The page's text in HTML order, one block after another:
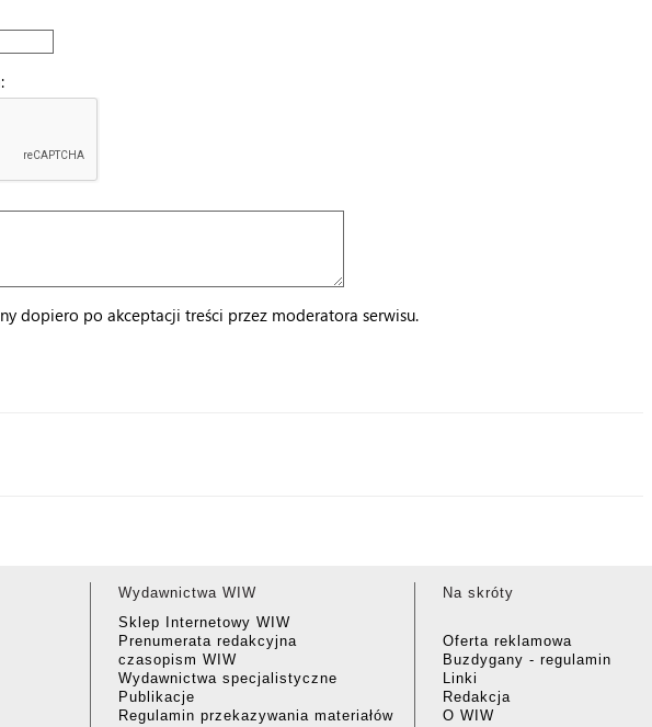
dopiero po akceptacji treści przez moderatora serwisu.
Wydawnictwa WIW
Sklep Internetowy WIW
Prenumerata redakcyjna
czasopism WIW
Wydawnictwa specjalistyczne
Publikacje
Regulamin przekazywania materiałów
Na skróty
Oferta reklamowa
Buzdygany - regulamin
Linki
Redakcja
O WIW